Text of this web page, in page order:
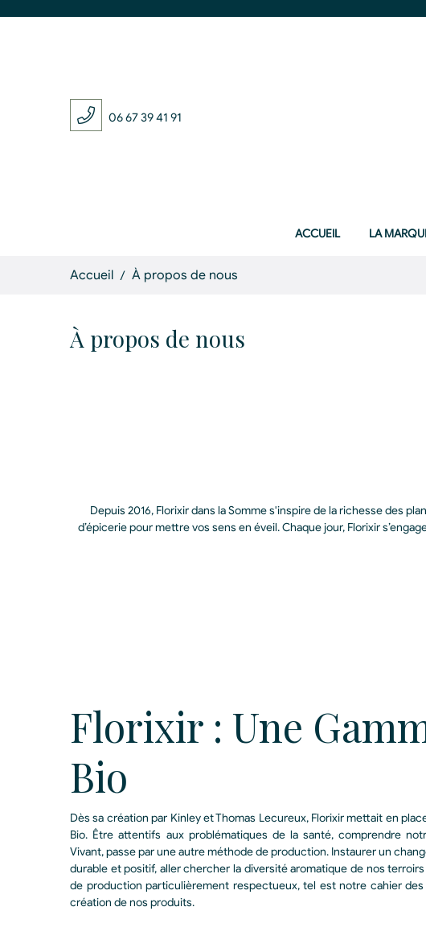
06 67 39 41 91
ACCUEIL LA
Accueil À propos de nous
À propos de nous
Depuis 2016, Florixir dans la Somme s'inspire de la richesse des
d’épicerie pour mettre vos sens en éveil. Chaque jour, Florixir
Florixir : Une
Bio
Dès sa création par Kinley et Thomas Lecureux, Florixir mettait en
Bio. Être attentifs aux problématiques de la santé, comprendre
Vivant, passe par une autre méthode de production. Instaurer un
durable et positif, aller chercher la diversité aromatique de nos
de production particulièrement respectueux, tel est notre cahier des
création de nos produits.